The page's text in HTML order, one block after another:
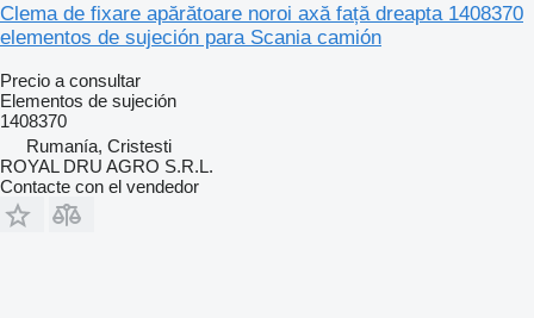
Clema de fixare apărătoare noroi axă față dreapta 1408370
elementos de sujeción para Scania camión
Precio a consultar
Elementos de sujeción
1408370
Rumanía, Cristesti
ROYAL DRU AGRO S.R.L.
Contacte con el vendedor